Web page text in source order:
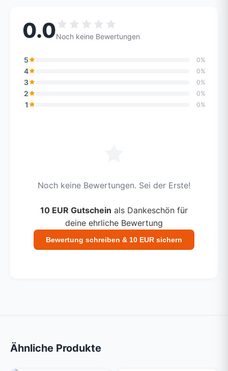
0.0Noch keine Bewertungen
5 0%
4 0%
3 0%
2 0%
1 0%
Noch keine Bewertungen. Sei der Erste!
10 EUR Gutschein als Dankeschön für
deine ehrliche Bewertung
Bewertung schreiben & 10 EUR sichern
Ähnliche Produkte